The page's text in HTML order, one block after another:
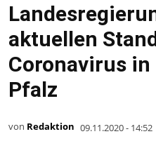
aktuellen
Coronavirus
Pfalz
von Redaktion 09.11.2020 - 14:52